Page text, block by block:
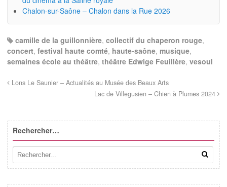
Chalon-sur-Saône – Chalon dans la Rue 2026
camille de la guillonnière, collectif du chaperon rouge,
concert, festival haute comté, haute-saône, musique,
semaines école au théâtre, théâtre Edwige Feuillère, vesoul
Lons Le Saunier – Actualités au Musée des Beaux Arts
Lac de Villegusien – Chien à Plumes 2024
Rechercher…